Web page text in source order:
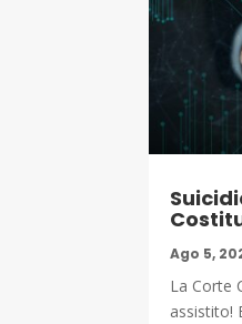
Ago 5,
La Corte
assistito!